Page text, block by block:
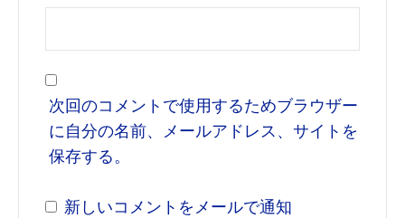
次回のコメントで使用するためブラウザー
に自分の名前、メールアドレス、サイトを
保存する。
新しいコメントをメールで通知